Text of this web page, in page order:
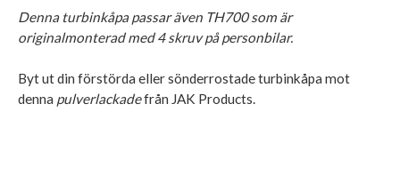
Denna turbinkåpa passar även TH700 som är
originalmonterad med 4 skruv på personbilar.
Byt ut din förstörda eller sönderrostade turbinkåpa mot
denna pulverlackadefrån JAK Products.